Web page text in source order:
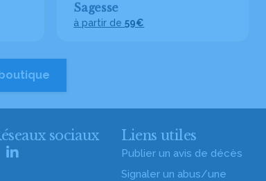
Sagesse
à partir de59€
sociaux Liens utiles
Publier un avis de décès
Signaler un abus/une